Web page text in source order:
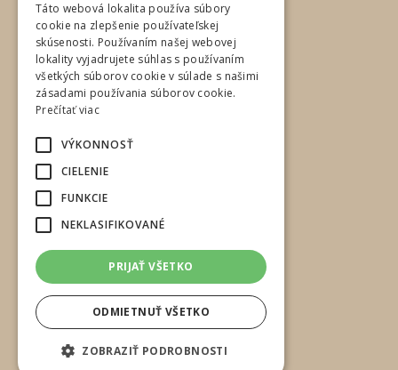
Táto webová lokalita používa súbory
cookie na zlepšenie používateľskej
skúsenosti. Používaním našej webovej
lokality vyjadrujete súhlas s používaním
všetkých súborov cookie v súlade s našimi
zásadami používania súborov cookie.
Prečítať viac
VÝKONNOSŤ
CIELENIE
FUNKCIE
NEKLASIFIKOVANÉ
PRIJAŤ VŠETKO
ODMIETNUŤ VŠETKO
ZOBRAZIŤ PODROBNOSTI